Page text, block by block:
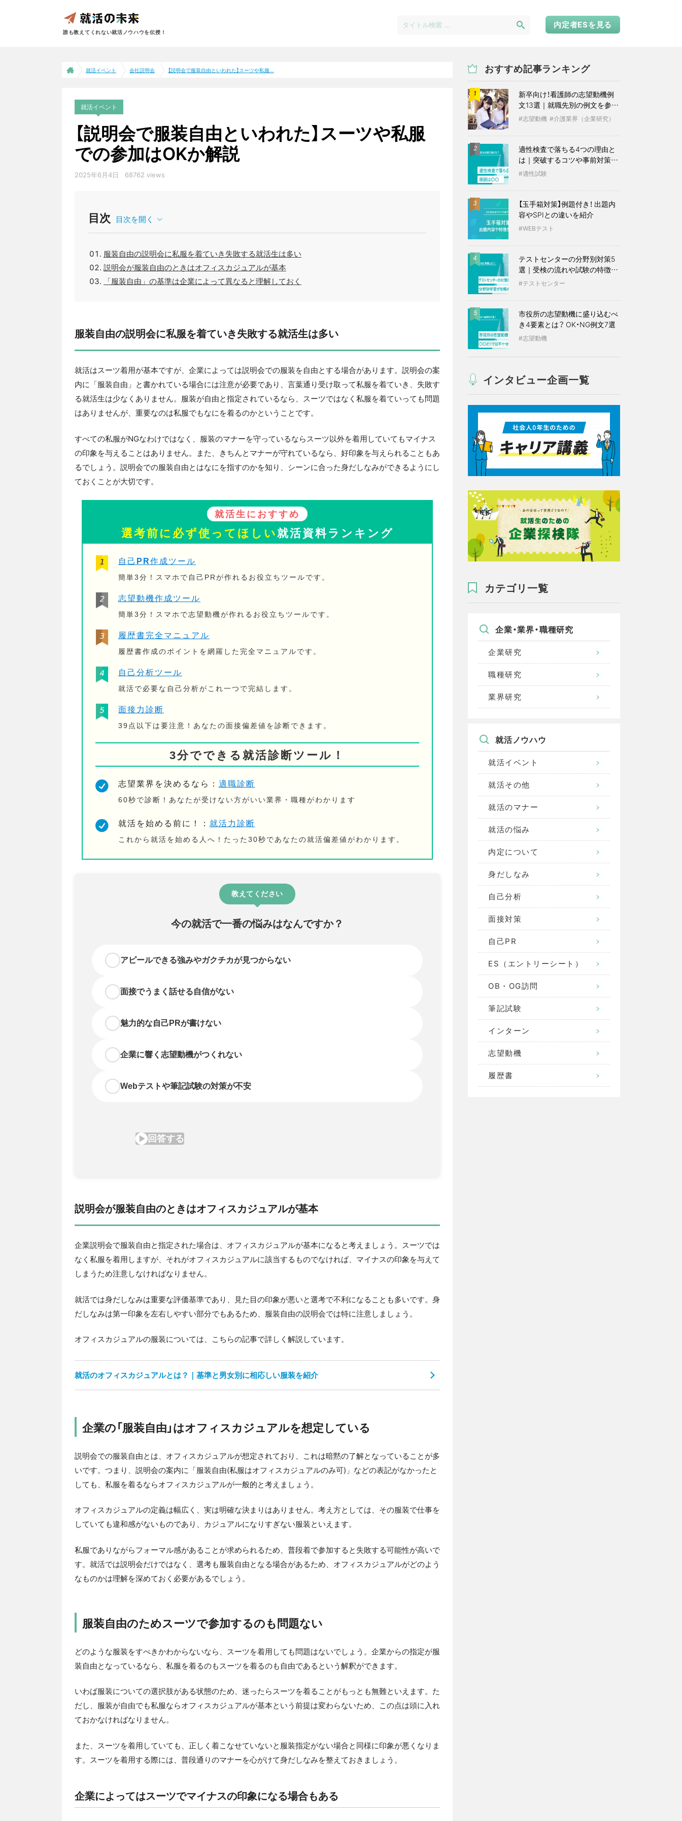
誰も教えてくれない就活ノウハウを伝授！
内定者ESを見る
就活イベント 会社説明会 【説明会で服装自由といわれた】スーツや私服...
就活イベント
【説明会で服装自由といわれた】スーツや私服
での参加はOKか解説
2025年6月4日 68762 views
目次 目次を開く
服装自由の説明会に私服を着ていき失敗する就活生は多い
説明会が服装自由のときはオフィスカジュアルが基本
「服装自由」の基準は企業によって異なると理解しておく
服装自由の説明会に私服を着ていき失敗する就活生は多い
就活はスーツ着用が基本ですが、企業によっては説明会での服装を自由とする場合があります。説明会の案
内に「服装自由」と書かれている場合には注意が必要であり、言葉通り受け取って私服を着ていき、失敗す
る就活生は少なくありません。服装が自由と指定されているなら、スーツではなく私服を着ていっても問題
はありませんが、重要なのは私服でもなにを着るのかということです。
すべての私服がNGなわけではなく、服装のマナーを守っているならスーツ以外を着用していてもマイナス
の印象を与えることはありません。また、きちんとマナーが守れているなら、好印象を与えられることもあ
るでしょう。説明会での服装自由とはなにを指すのかを知り、シーンに合った身だしなみができるようにし
ておくことが大切です。
就活生におすすめ
選考前に必ず使ってほしい就活資料ランキング
自己PR作成ツール
簡単3分！スマホで自己PRが作れるお役立ちツールです。
志望動機作成ツール
簡単3分！スマホで志望動機が作れるお役立ちツールです。
履歴書完全マニュアル
履歴書作成のポイントを網羅した完全マニュアルです。
自己分析ツール
就活で必要な自己分析がこれ一つで完結します。
面接力診断
39点以下は要注意！あなたの面接偏差値を診断できます。
3分でできる就活診断ツール！
志望業界を決めるなら： 適職診断
60秒で診断！あなたが受けない方がいい業界・職種がわかります
就活を始める前に！： 就活力診断
これから就活を始める人へ！たった30秒であなたの就活偏差値がわかります。
説明会が服装自由のときはオフィスカジュアルが基本
企業説明会で服装自由と指定された場合は、オフィスカジュアルが基本になると考えましょう。スーツでは
なく私服を着用しますが、それがオフィスカジュアルに該当するものでなければ、マイナスの印象を与えて
しまうため注意しなければなりません。
就活では身だしなみは重要な評価基準であり、見た目の印象が悪いと選考で不利になることも多いです。身
だしなみは第一印象を左右しやすい部分でもあるため、服装自由の説明会では特に注意しましょう。
オフィスカジュアルの服装については、こちらの記事で詳しく解説しています。
就活のオフィスカジュアルとは？｜基準と男女別に相応しい服装を紹介
企業の「服装自由」はオフィスカジュアルを想定している
説明会での服装自由とは、オフィスカジュアルが想定されており、これは暗黙の了解となっていることが多
いです。つまり、説明会の案内に「服装自由(私服はオフィスカジュアルのみ可)」などの表記がなかったと
しても、私服を着るならオフィスカジュアルが一般的と考えましょう。
オフィスカジュアルの定義は幅広く、実は明確な決まりはありません。考え方としては、その服装で仕事を
していても違和感がないものであり、カジュアルになりすぎない服装といえます。
私服でありながらフォーマル感があることが求められるため、普段着で参加すると失敗する可能性が高いで
す。就活では説明会だけではなく、選考も服装自由となる場合があるため、オフィスカジュアルがどのよう
なものかは理解を深めておく必要があるでしょう。
服装自由のためスーツで参加するのも問題ない
どのような服装をすべきかわからないなら、スーツを着用しても問題はないでしょう。企業からの指定が服
装自由となっているなら、私服を着るのもスーツを着るのも自由であるという解釈ができます。
いわば服装についての選択肢がある状態のため、迷ったらスーツを着ることがもっとも無難といえます。た
だし、服装が自由でも私服ならオフィスカジュアルが基本という前提は変わらないため、この点は頭に入れ
ておかなければなりません。
また、スーツを着用していても、正しく着こなせていないと服装指定がない場合と同様に印象が悪くなりま
す。スーツを着用する際には、普段通りのマナーを心がけて身だしなみを整えておきましょう。
企業によってはスーツでマイナスの印象になる場合もある
おすすめ記事ランキング
1
新卒向け！看護師の志望動機例
文13選｜就職先別の例文を参考
に志望動機 介護業界（企業研究）
2
適性検査で落ちる4つの理由と
は｜突破するコツや事前対策も
紹介
適性試験
3
【玉手箱対策】例題付き！ 出題内
容やSPIとの違いを紹介
WEBテスト
4
テストセンターの分野別対策5
選｜受検の流れや試験の特徴も
紹介
テストセンター
5
市役所の志望動機に盛り込むべ
き4要素とは？ OK・NG例文7選
志望動機
インタビュー企画一覧
カテゴリ一覧
企業・業界・職種研究
企業研究
職種研究
業界研究
就活ノウハウ
就活イベント
就活その他
就活のマナー
就活の悩み
内定について
身だしなみ
自己分析
面接対策
自己PR
ES（エントリーシート）
OB・OG訪問
筆記試験
インターン
志望動機
履歴書